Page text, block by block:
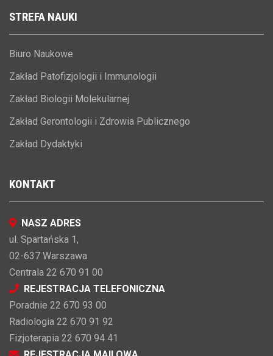
STREFA NAUKI
Biuro Naukowe
Zakład Patofizjologii i Immunologii
Zakład Biologii Molekularnej
Zakład Gerontologii i Zdrowia Publicznego
Zakład Dydaktyki
KONTAKT
NASZ ADRES
ul. Spartańska 1,
02-637 Warszawa
Centrala 22 670 91 00
REJESTRACJA TELEFONICZNA
Poradnie 22 670 93 00
Radiologia 22 670 91 92
Fizjoterapia 22 670 94 41